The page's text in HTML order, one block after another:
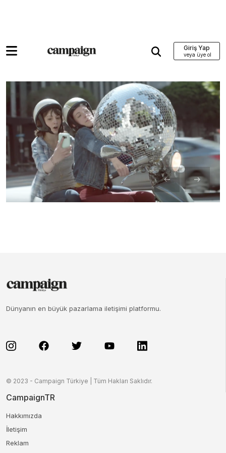
Giriş Yap
Dünyanın en büyük pazarlama iletişimi platformu.
© 2023 - Campaign Türkiye | Tüm Hakları Saklıdır.
CampaignTR
Hakkımızda
İletişim
Reklam